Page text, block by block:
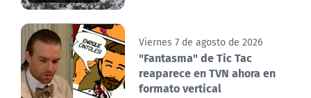
Viernes 7 de agosto de 2026
"Fantasma" de Tic Tac
reaparece en TVN ahora en
formato vertical